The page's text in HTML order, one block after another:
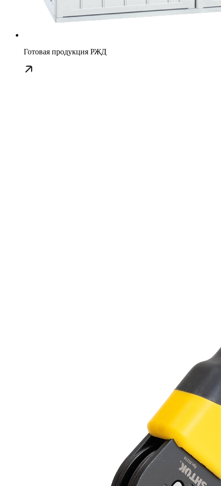
Готовая продукция РЖД